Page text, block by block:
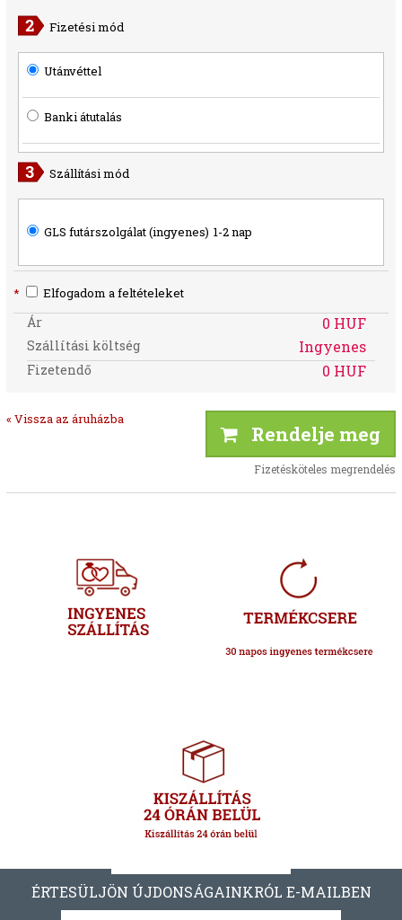
Fizetési mód
Utánvéttel
Banki átutalás
Szállítási mód
GLS futárszolgálat (ingyenes) 1-2 nap
* Elfogadom a feltételeket
Ár 0 HUF
Szállítási költség Ingyenes
Fizetendő 0 HUF
« Vissza az áruházba
Rendelje meg
Fizetésköteles megrendelés
ÉRTESÜLJÖN ÚJDONSÁGAINKRÓL E-MAILBEN